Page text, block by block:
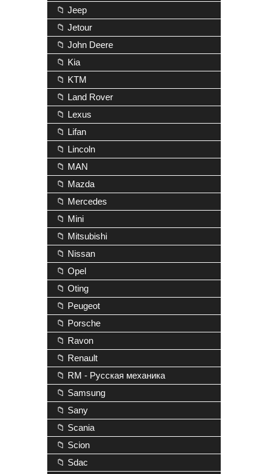
📁 Jeep
📁 Jetour
📁 John Deere
📁 Kia
📁 KTM
📁 Land Rover
📁 Lexus
📁 Lifan
📁 Lincoln
📁 MAN
📁 Mazda
📁 Mercedes
📁 Mini
📁 Mitsubishi
📁 Nissan
📁 Opel
📁 Oting
📁 Peugeot
📁 Porsche
📁 Ravon
📁 Renault
📁 RM - Русская механика
📁 Samsung
📁 Sany
📁 Scania
📁 Scion
📁 Sdac